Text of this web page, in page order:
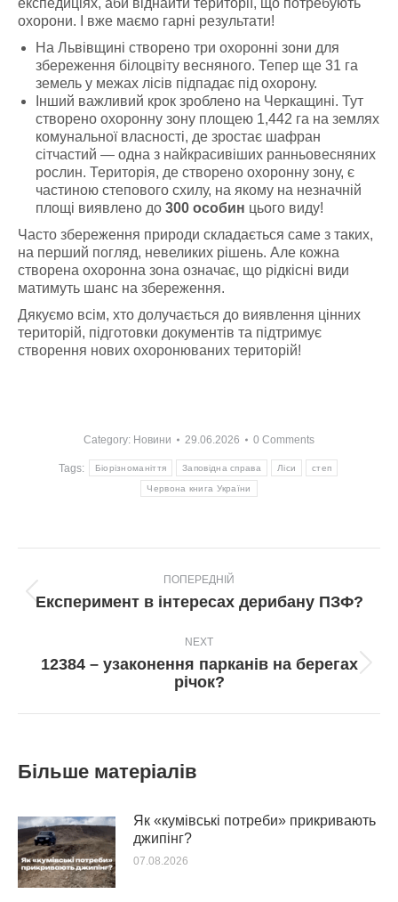
експедиціях, аби віднайти території, що потребують
охорони. І вже маємо гарні результати!
На Львівщині створено три охоронні зони для
збереження білоцвіту весняного. Тепер ще 31 га
земель у межах лісів підпадає під охорону.
Інший важливий крок зроблено на Черкащині. Тут
створено охоронну зону площею 1,442 га на землях
комунальної власності, де зростає шафран
сітчастий — одна з найкрасивіших ранньовесняних
рослин. Територія, де створено охоронну зону, є
частиною степового схилу, на якому на незначній
площі виявлено до 300 особин цього виду!
Часто збереження природи складається саме з таких,
на перший погляд, невеликих рішень. Але кожна
створена охоронна зона означає, що рідкісні види
матимуть шанс на збереження.
Дякуємо всім, хто долучається до виявлення цінних
територій, підготовки документів та підтримує
створення нових охоронюваних територій!
Category: Новини 29.06.2026 0 Comments
Tags: Біорізноманіття Заповідна справа Ліси степ
Червона книга України
navigation
ПОПЕРЕДНІЙ
Попередній
Експеримент в інтересах дерибану ПЗФ?
NEXT
Next
post:
12384 – узаконення парканів на берегах
річок?
Більше матеріалів
Як «кумівські потреби» прикривають
джипінг?
07.08.2026